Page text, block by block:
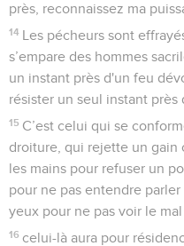
près, reconnaissez ma
14 Les pécheurs sont
s’empare des hommes
un instant près d'un feu
résister un seul instant près
15 C’est celui qui se
droiture, qui rejette un gain
les mains pour refuser un
pour ne pas entendre
yeux pour ne pas voir le mal
16 celui-là aura pour